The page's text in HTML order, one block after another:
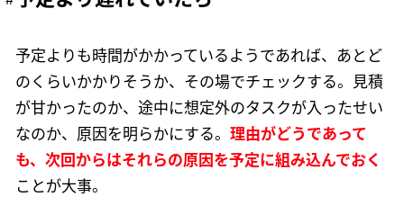
予定よりも時間がかかっているようであれば、あとど
のくらいかかりそうか、その場でチェックする。見積
が甘かったのか、途中に想定外のタスクが入ったせい
なのか、原因を明らかにする。 理由がどうであって
も、次回からはそれらの原因を予定に組み込んでおく
ことが大事。